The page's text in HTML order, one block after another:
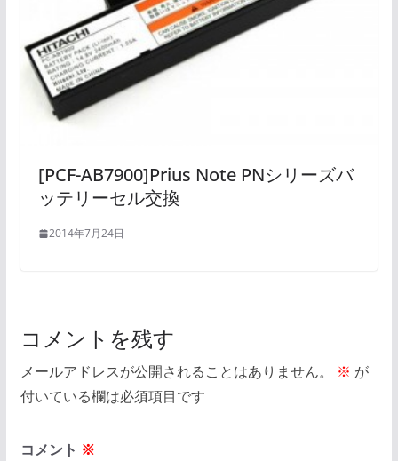
[PCF-AB7900]Prius Note PNシリーズバ
ッテリーセル交換
2014年7月24日
コメントを残す
メールアドレスが公開されることはありません。 ※ が
付いている欄は必須項目です
コメント ※